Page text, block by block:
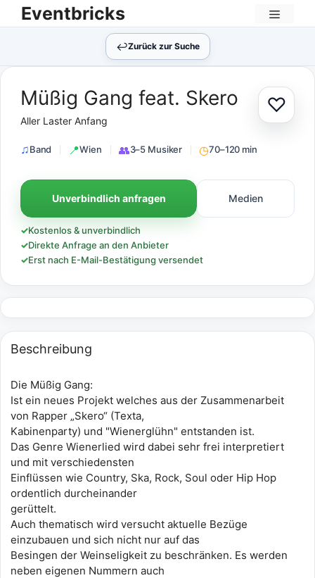
Zum
Inhalt
Eventbricks
Menü
↩︎Zurück zur Suche
♡Zur
Müßig Gang feat. Skero
Aller Laster Anfang
Band Wien 3–5 Musiker 70–120 min
Unverbindlich anfragen Medien
✓Kostenlos & unverbindlich
✓Direkte Anfrage an den Anbieter
✓Erst nach E-Mail-Bestätigung versendet
Beschreibung
Die Müßig Gang:
Ist ein neues Projekt welches aus der Zusammenarbeit
von Rapper „Skero“ (Texta,
Kabinenparty) und "Wienerglühn" entstanden ist.
Das Genre Wienerlied wird dabei sehr frei interpretiert
und mit verschiedensten
Einflüssen wie Country, Ska, Rock, Soul oder Hip Hop
ordentlich durcheinander
gerüttelt.
Auch thematisch wird versucht aktuelle Bezüge
einzubauen und sich nicht nur auf das
Besingen der Weinseligkeit zu beschränken. Es werden
neben eigenen Nummern auch